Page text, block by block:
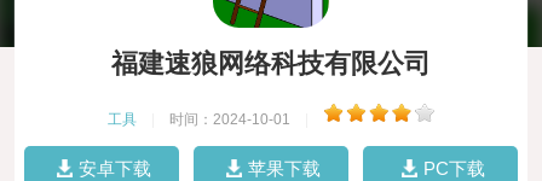
福建速狼网络科技有限公司
工具 时间：2024-10-01
安卓下载 苹果下载 PC下载